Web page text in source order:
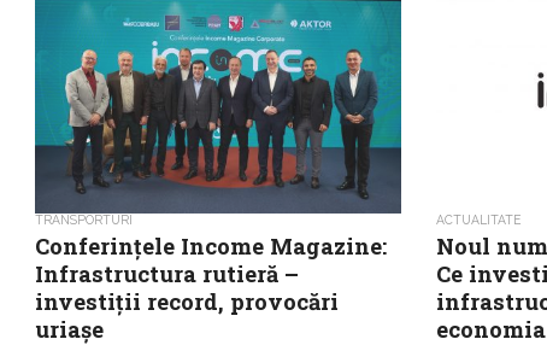
TRANSPORTURI
Conferințele Income Magazine:
Infrastructura rutieră –
investiții record, provocări
uriașe
ACTUALITATE
Noul
Ce